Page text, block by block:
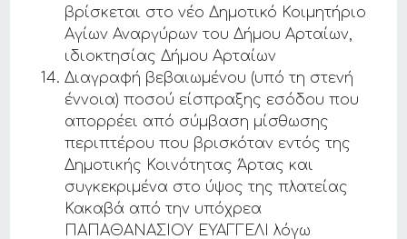
βρίσκεται στο νέο Δημοτικό Κοιμητήριο
Αγίων Αναργύρων του Δήμου Αρταίων,
ιδιοκτησίας Δήμου Αρταίων
Διαγραφή βεβαιωμένου (υπό τη στενή
έννοια) ποσού είσπραξης εσόδου που
απορρέει από σύμβαση μίσθωσης
περιπτέρου που βρισκόταν εντός της
Δημοτικής Κοινότητας Άρτας και
συγκεκριμένα στο ύψος της πλατείας
Κακαβά από την υπόχρεα
ΠΑΠΑΘΑΝΑΣΙΟΥ ΕΥΑΓΓΕΛΙ λόγω